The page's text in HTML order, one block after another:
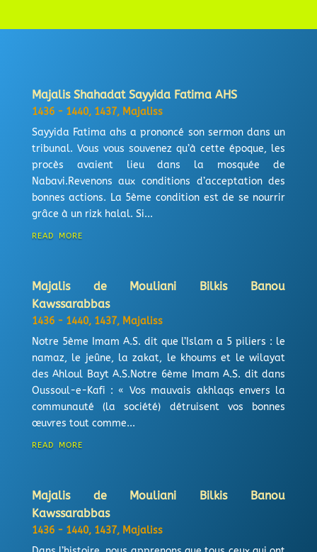
Majalis Shahadat Sayyida Fatima AHS
1436 - 1440, 1437, Majaliss
Sayyida Fatima ahs a prononcé son sermon dans un
tribunal. Vous vous souvenez qu’à cette époque, les
procès avaient lieu dans la mosquée de
Nabavi.Revenons aux conditions d’acceptation des
bonnes actions. La 5ème condition est de se nourrir
grâce à un rizk halal. Si...
read more
Majalis de Mouliani Bilkis Banou
Kawssarabbas
1436 - 1440, 1437, Majaliss
Notre 5ème Imam A.S. dit que l’Islam a 5 piliers : le
namaz, le jeûne, la zakat, le khoums et le wilayat
des Ahloul Bayt A.S.Notre 6ème Imam A.S. dit dans
Oussoul-e-Kafi : « Vos mauvais akhlaqs envers la
communauté (la société) détruisent vos bonnes
œuvres tout comme...
read more
Majalis de Mouliani Bilkis Banou
Kawssarabbas
1436 - 1440, 1437, Majaliss